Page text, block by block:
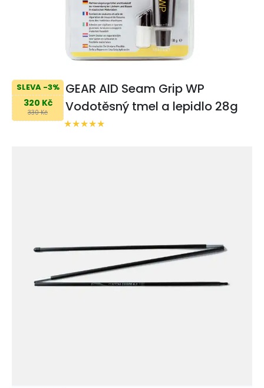
SLEVA -3%
320 Kč
330 Kč
GEAR AID Seam Grip WP
Vodotěsný tmel a lepidlo 28g